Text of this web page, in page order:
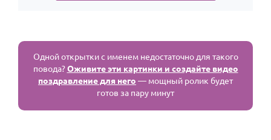
Одной открытки с именем недостаточно для такого
повода?Оживите эти картинки и создайте видео
поздравление для него — мощный ролик будет
готов за пару минут